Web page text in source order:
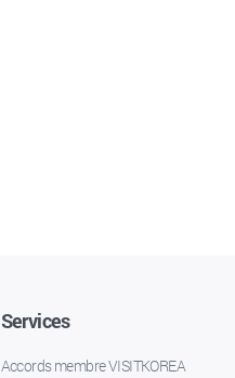
Services
Accords membre VISITKOREA